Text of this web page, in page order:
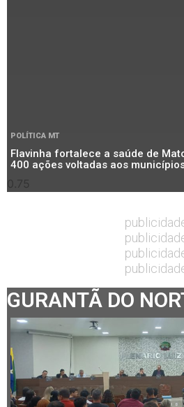
POLÍTICA MT
Flavinha fortalece a saúde de
400 ações voltadas aos
GURANTÃ DO